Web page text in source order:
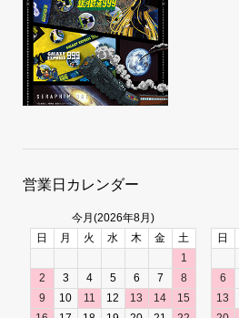
営業日カレンダー
今月(2026年8月)
日
月 火 水 木 金
土
1
2
3 4 5 6 7
8
9
10 11 12 13 14
15
日
6
13